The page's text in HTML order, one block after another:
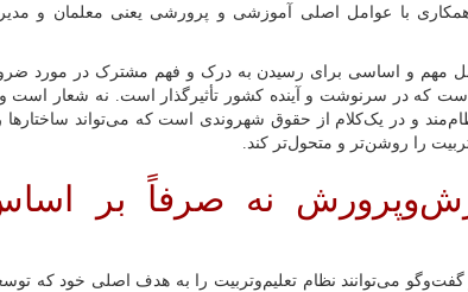
با عوامل اصلی آموزشی و پرورشی یعنی معلمان و
مهم و اساسی برای رسیدن به درک و فهم مشترک در مورد
که در سرنوشت و آینده کشور تأثیرگذار است. نه شعار است و
و در یک‌کلام از حقوق شهروندی است که می‌تواند
را روشن‌تر و متحول‌تر کند.
نه صرفاً بر
گفت‌و‌گو می‌توانند نظام تعلیم‌وتربیت را به هدف اصلی خود که